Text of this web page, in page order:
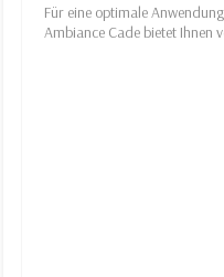
Für eine optimale
Ambiance Cade bietet Ihnen